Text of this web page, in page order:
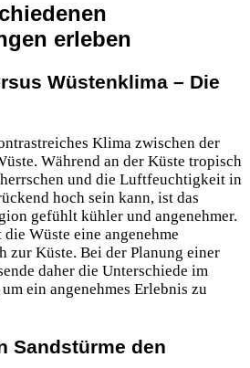
erleben
Wüstenklima – Die
Klima zwischen der
Während an der Küste tropisch
und die Luftfeuchtigkeit in
hoch sein kann, ist das
gefühlt kühler und angenehmer.
Wüste eine angenehme
zur Küste. Bei der Planung einer
daher die Unterschiede im
ein angenehmes Erlebnis zu
Sandstürme den